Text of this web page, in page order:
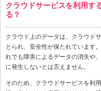
クラウドサービスを利用す
る？
クラウド上のデータは、クラウド
とられ、安全性が保たれています
れでも障害によるデータの消失や
に発生しないとは言えません。
そのため、クラウドサービスを利